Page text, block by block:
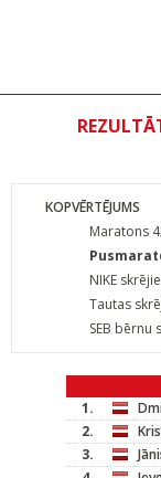
KOPVĒRTĒJUMS
Maratons
NIKE
Tautas
SEB bērnu
1.
2.
3.